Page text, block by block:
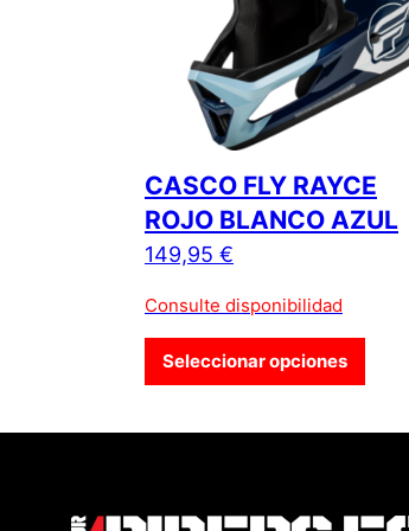
CASCO FLY RAYCE
ROJO BLANCO AZUL
149,95 €
Consulte disponibilidad
Seleccionar opciones